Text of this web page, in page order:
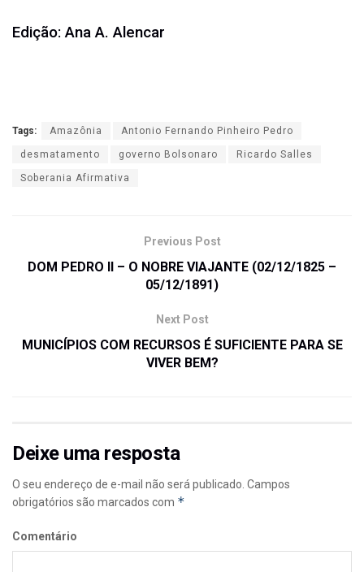
Edição: Ana A. Alencar
Tags: Amazônia Antonio Fernando Pinheiro Pedro
desmatamento governo Bolsonaro Ricardo Salles
Soberania Afirmativa
Previous Post
DOM PEDRO II – O NOBRE VIAJANTE (02/12/1825 –
05/12/1891)
Next Post
MUNICÍPIOS COM RECURSOS É SUFICIENTE PARA SE
VIVER BEM?
Deixe uma resposta
O seu endereço de e-mail não será publicado. Campos
obrigatórios são marcados com *
Comentário